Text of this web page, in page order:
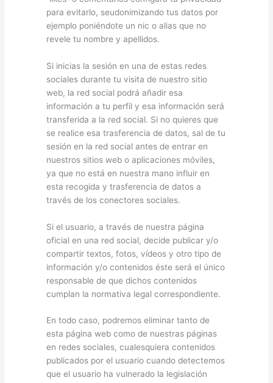
para evitarlo, seudonimizando tus datos por
ejemplo poniéndote un nic o alias que no
revele tu nombre y apellidos.
Si inicias la sesión en una de estas redes
sociales durante tu visita de nuestro sitio
web, la red social podrá añadir esa
información a tu perfil y esa información será
transferida a la red social. Si no quieres que
se realice esa trasferencia de datos, sal de tu
sesión en la red social antes de entrar en
nuestros sitios web o aplicaciones móviles,
ya que no está en nuestra mano influir en
esta recogida y trasferencia de datos a
través de los conectores sociales.
Si el usuario, a través de nuestra página
oficial en una red social, decide publicar y/o
compartir textos, fotos, vídeos y otro tipo de
información y/o contenidos éste será el único
responsable de que dichos contenidos
cumplan la normativa legal correspondiente.
En todo caso, podremos eliminar tanto de
esta página web como de nuestras páginas
en redes sociales, cualesquiera contenidos
publicados por el usuario cuando detectemos
que el usuario ha vulnerado la legislación